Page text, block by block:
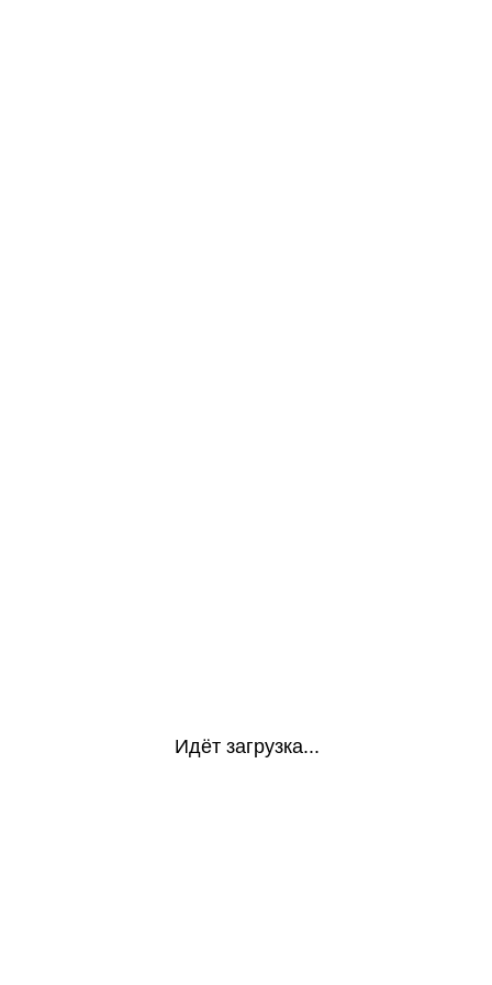
Идёт загрузка...